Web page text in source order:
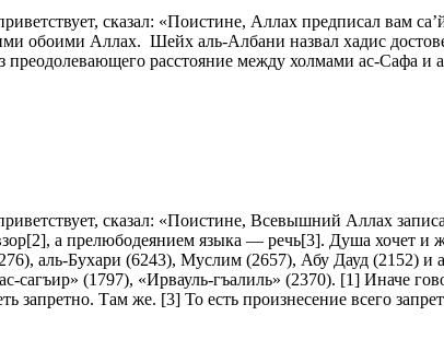
сказал: «Поистине, Аллах предписал вам
обоими Аллах. Шейх аль-Албани назвал хадис
расстояние между холмами ас-Сафа
сказал: «Поистине, Всевышний Аллах
а прелюбодеянием языка — речь[3]. Душа хочет и
аль-Бухари (6243), Муслим (2657), Абу Дауд (2152)
(1797), «Ирвауль-гъалиль» (2370). [1] Иначе
запретно. Там же. [3] То есть произнесение всего